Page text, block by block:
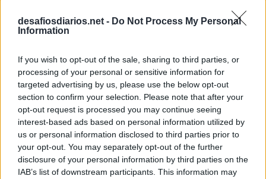
desafiosdiarios.net - Do Not Process My Personal
Information
If you wish to opt-out of the sale, sharing to third parties, or
processing of your personal or sensitive information for
targeted advertising by us, please use the below opt-out
section to confirm your selection. Please note that after your
opt-out request is processed you may continue seeing
interest-based ads based on personal information utilized by
us or personal information disclosed to third parties prior to
your opt-out. You may separately opt-out of the further
disclosure of your personal information by third parties on the
IAB’s list of downstream participants. This information may